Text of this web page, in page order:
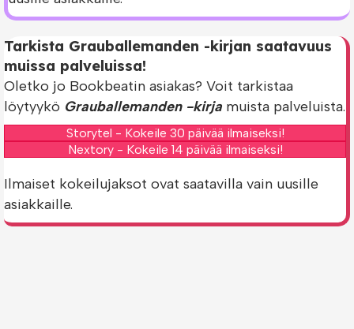
Tarkista Grauballemanden -kirjan saatavuus
muissa palveluissa!
Oletko jo Bookbeatin asiakas? Voit tarkistaa
löytyykö Grauballemanden -kirja muista palveluista.
Storytel - Kokeile 30 päivää ilmaiseksi!
Nextory - Kokeile 14 päivää ilmaiseksi!
Ilmaiset kokeilujaksot ovat saatavilla vain uusille
asiakkaille.